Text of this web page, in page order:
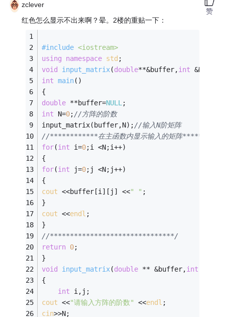
zclever
红色怎么显示不出来啊？晕。2楼的重贴一下：
#include <iostream>
using
namespace std ;
void
input_matrix(double**&buffer,int &N)
int main()
{
double **buffer=NULL;
int N=0;//方阵的阶数
input_matrix(buffer,N);//输入N阶矩阵
//************在主函数内显示输入的矩阵
for(int i=0;i <N;i++)
{
for(int j=0;j <N;j++)
{
cout <<buffer[i][j] <<" " ;
}
cout <<endl ;
}
//*******************************/
return 0;
}
void
input_matrix(double ** &buffer,int
{
int i,j;
cout <<"请输入方阵的阶数" <<endl ;
cin>>N;
赞